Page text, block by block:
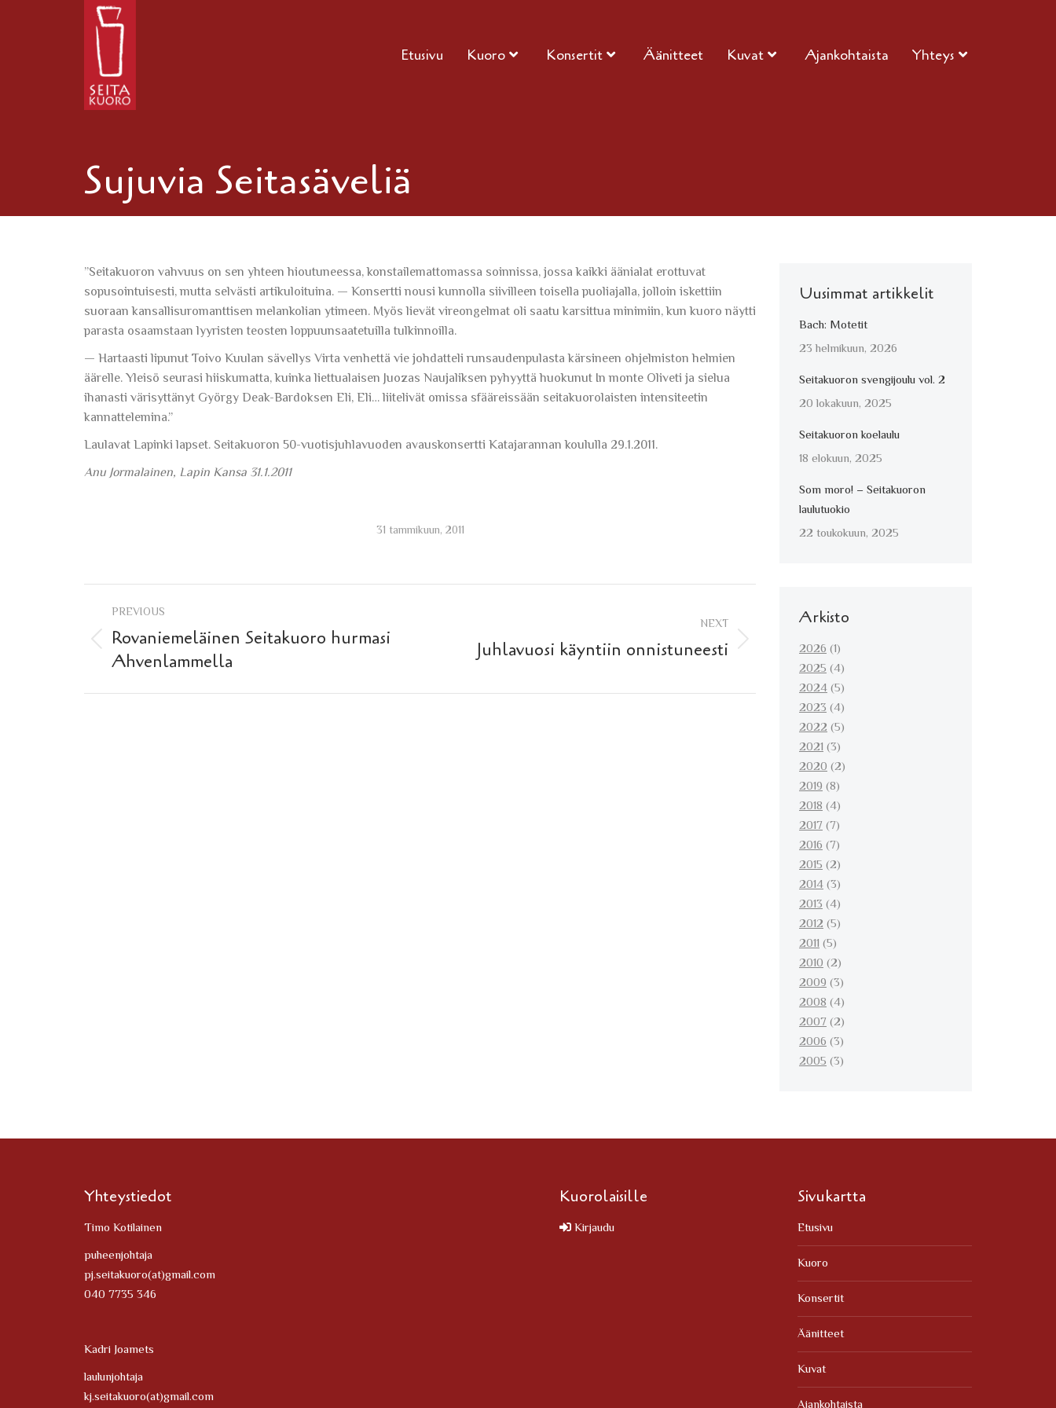
Etusivu Kuoro Konsertit Äänitteet Kuvat Ajankohtaista Yhteys
Sujuvia Seitasäveliä
”Seitakuoron vahvuus on sen yhteen hioutuneessa, konstailemattomassa soinnissa, jossa kaikki äänialat erottuvat
sopusointuisesti, mutta selvästi artikuloituina. — Konsertti nousi kunnolla siivilleen toisella puoliajalla, jolloin iskettiin
suoraan kansallisuromanttisen melankolian ytimeen. Myös lievät vireongelmat oli saatu karsittua minimiin, kun kuoro näytti
parasta osaamstaan lyyristen teosten loppuunsaatetuilla tulkinnoilla.
— Hartaasti lipunut Toivo Kuulan sävellys Virta venhettä vie johdatteli runsaudenpulasta kärsineen ohjelmiston helmien
äärelle. Yleisö seurasi hiiskumatta, kuinka liettualaisen Juozas Naujaliksen pyhyyttä huokunut In monte Oliveti ja sielua
ihanasti värisyttänyt György Deak-Bardoksen Eli, Eli… liitelivät omissa sfääreissään seitakuorolaisten intensiteetin
kannattelemina.”
Laulavat Lapinki lapset. Seitakuoron 50-vuotisjuhlavuoden avauskonsertti Katajarannan koululla 29.1.2011.
Anu Jormalainen, Lapin Kansa 31.1.2011
31 tammikuun, 2011
Post
navigation
PREVIOUS
Previous
post:
Rovaniemeläinen Seitakuoro hurmasi
Ahvenlammella
NEXT
Juhlavuosi käyntiin onnistuneesti
Uusimmat artikkelit
Bach: Motetit
23 helmikuun, 2026
Seitakuoron svengijoulu vol. 2
20 lokakuun, 2025
Seitakuoron koelaulu
18 elokuun, 2025
Som moro! – Seitakuoron
laulutuokio
22 toukokuun, 2025
Arkisto
2026(1)
2025(4)
2024(5)
2023(4)
2022(5)
2021(3)
2020(2)
2019(8)
2018(4)
2017(7)
2016(7)
2015(2)
2014(3)
2013(4)
2012(5)
2011(5)
2010(2)
2009(3)
2008(4)
2007(2)
2006(3)
2005(3)
Yhteystiedot
Timo Kotilainen
puheenjohtaja
pj.seitakuoro(at)gmail.com
040 7735 346
Kadri Joamets
laulunjohtaja
kj.seitakuoro(at)gmail.com
Kuorolaisille
Kirjaudu
Sivukartta
Etusivu
Kuoro
Konsertit
Äänitteet
Kuvat